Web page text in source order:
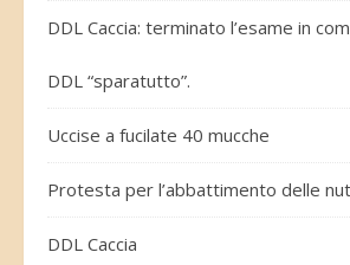
DDL Caccia: terminato l’esame in
DDL “sparatutto”.
Uccise a fucilate 40 mucche
Protesta per l’abbattimento delle
DDL Caccia